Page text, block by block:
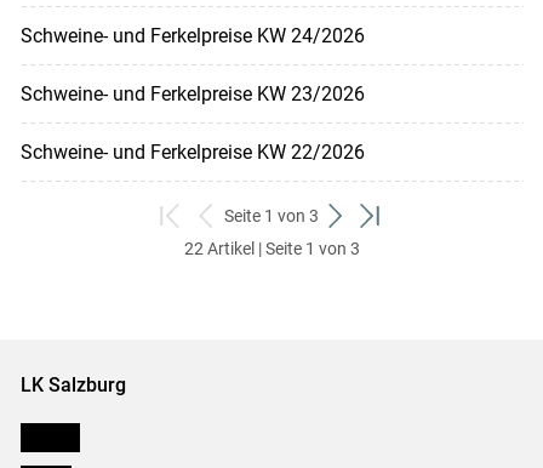
Schweine- und Ferkelpreise KW 24/2026
Schweine- und Ferkelpreise KW 23/2026
Schweine- und Ferkelpreise KW 22/2026
zum
ersten
zurück
zum
Seite 1 von 3
weiter
zum
zum
22 Artikel | Seite 1 von 3
LK Salzburg